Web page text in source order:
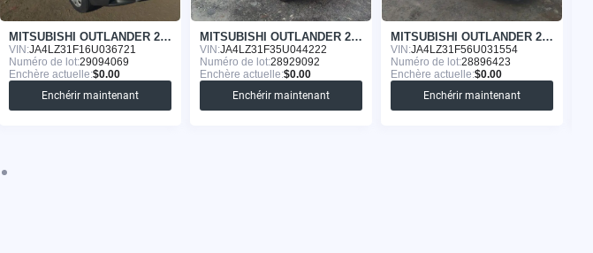
MITSUBISHI OUTLANDER 2006
VIN:JA4LZ31F16U036721
Numéro de lot:29094069
Enchère actuelle:$0.00
Enchérir maintenant
MITSUBISHI OUTLANDER 2005
VIN:JA4LZ31F35U044222
Numéro de lot:28929092
Enchère actuelle:$0.00
Enchérir maintenant
MITSUBISHI OUTLANDER 2006
VIN:JA4LZ31F56U031554
Numéro de lot:28896423
Enchère actuelle:$0.00
Enchérir maintenant